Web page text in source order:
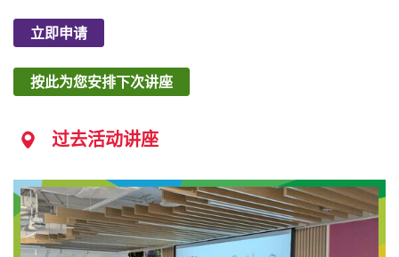
立即申请
按此为您安排下次讲座
过去活动讲座